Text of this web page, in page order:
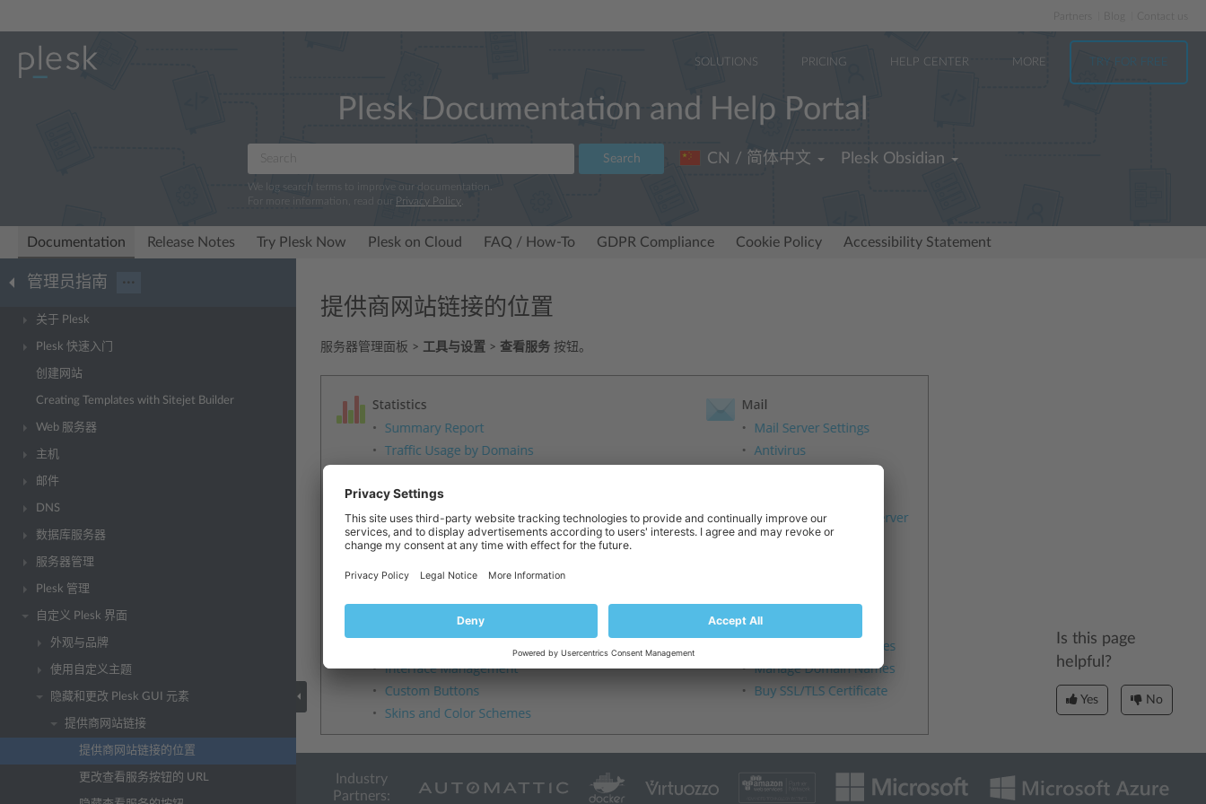
Partners
SOLUTIONS PRICING HELP CENTER MORE TRY FOR FREE
Plesk Documentation and Help Portal
Search
We log search terms to improve our documentation.
For more information, read our Privacy Policy
CN / 简体中文 Plesk Obsidian
Documentation Release Notes Try Plesk Now Plesk on Cloud FAQ / How-To GDPR Compliance Cookie Policy Accessibility Statement
管理员指南 ···
关于 Plesk
Plesk 快速入门
创建网站
Creating Templates with Sitejet Builder
Web 服务器
主机
邮件
DNS
数据库服务器
服务器管理
Plesk 管理
自定义 Plesk 界面
外观与品牌
使用自定义主题
隐藏和更改 Plesk GUI 元素
提供商网站链接
提供商网站链接的位置
更改查看服务按钮的 URL
提供商网站链接的位置
服务器管理面板 > 工具与设置 > 查看服务 按钮。
Is this page
helpful?
Yes No
Industry
Partners: